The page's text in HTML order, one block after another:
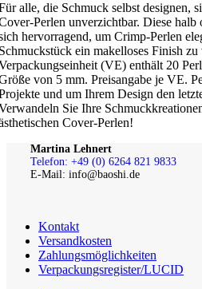
alle, die Schmuck selbst designen,
Perlen unverzichtbar. Diese halb
hervorragend, um Crimp-Perlen
ein makelloses Finish zu
(VE) enthält 20
von 5 mm. Preisangabe je VE.
und um Ihrem Design den
Sie Ihre
Cover-Perlen!
Martina Lehnert
Telefon: +49 (0) 6264 821 9833
E-Mail: info@baoshi.de
Kontakt
Versandkosten
Zahlungsmöglichkeiten
Verpackungsregister/LUCID